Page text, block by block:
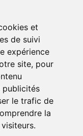
et
de suivi
expérience
site, pour
publicités
le trafic de
la